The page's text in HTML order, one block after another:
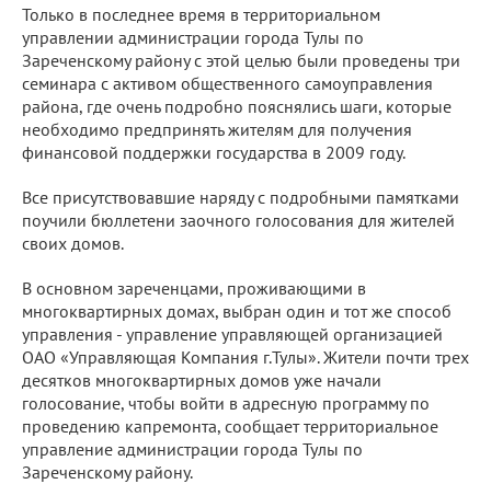
Только в последнее время в территориальном
управлении администрации города Тулы по
Зареченскому району с этой целью были проведены три
семинара с активом общественного самоуправления
района, где очень подробно пояснялись шаги, которые
необходимо предпринять жителям для получения
финансовой поддержки государства в 2009 году.
Все присутствовавшие наряду с подробными памятками
поучили бюллетени заочного голосования для жителей
своих домов.
В основном зареченцами, проживающими в
многоквартирных домах, выбран один и тот же способ
управления - управление управляющей организацией
ОАО «Управляющая Компания г.Тулы». Жители почти трех
десятков многоквартирных домов уже начали
голосование, чтобы войти в адресную программу по
проведению капремонта, сообщает территориальное
управление администрации города Тулы по
Зареченскому району.